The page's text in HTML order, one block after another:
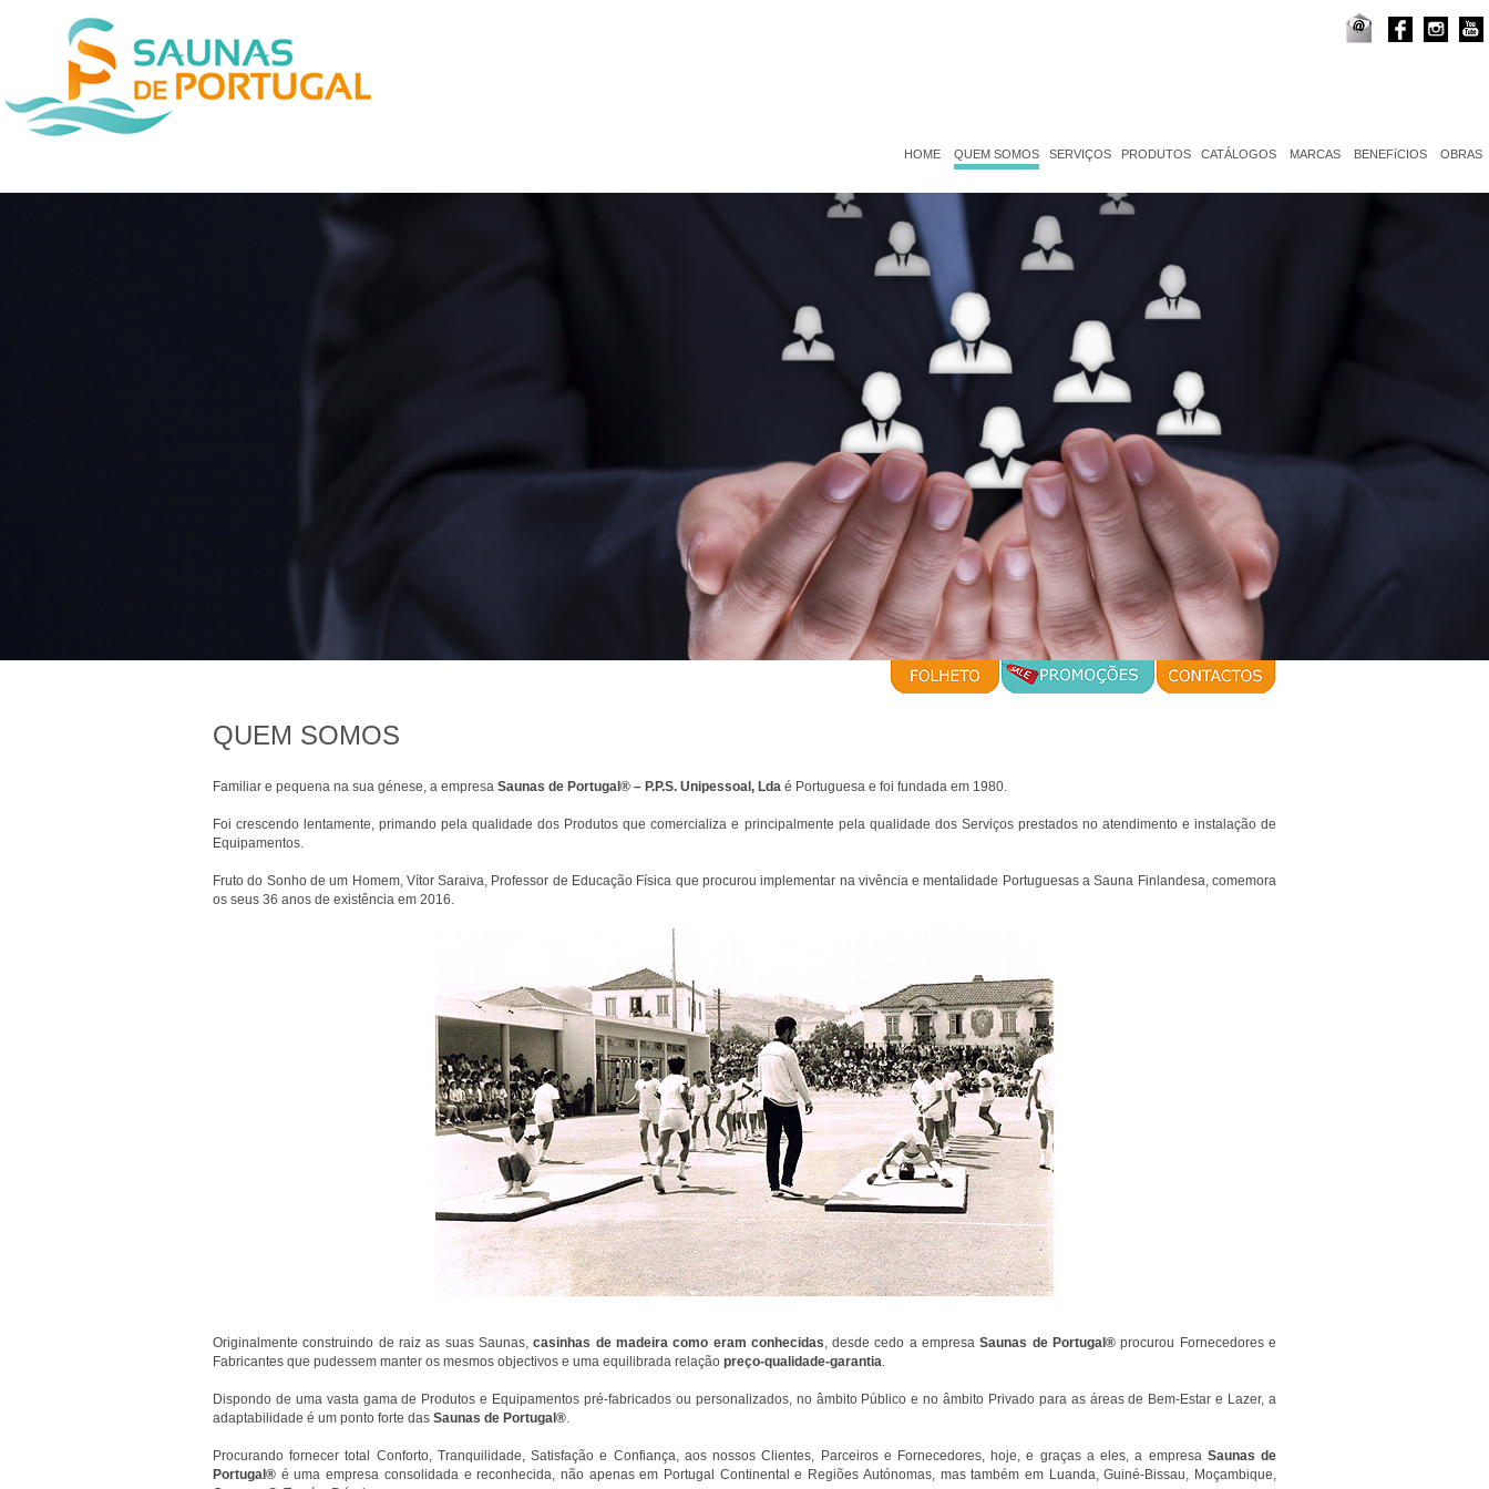
HOME QUEM SOMOS SERVIÇOS PRODUTOS CATÁLOGOS MARCAS BENEFíCIOS OBRAS
QUEM SOMOS
Familiar e pequena na sua génese, a empresa Saunas de Portugal® – P.P.S. Unipessoal, Lda é Portuguesa e foi fundada em 1980.
Foi crescendo lentamente, primando pela qualidade dos Produtos que comercializa e principalmente pela qualidade dos Serviços prestados no atendimento e instalação de
Equipamentos.
Fruto do Sonho de um Homem, Vítor Saraiva, Professor de Educação Física que procurou implementar na vivência e mentalidade Portuguesas a Sauna Finlandesa, comemora
os seus 36 anos de existência em 2016.
Originalmente construindo de raiz as suas Saunas,casinhas de madeira como eram conhecidas, desde cedo a empresaSaunas de Portugal® procurou Fornecedores e
Fabricantes que pudessem manter os mesmos objectivos e uma equilibrada relação preço-qualidade-garantia.
Dispondo de uma vasta gama de Produtos e Equipamentos pré-fabricados ou personalizados, no âmbito Público e no âmbito Privado para as áreas de Bem-Estar e Lazer, a
adaptabilidade é um ponto forte das Saunas de Portugal®.
Procurando fornecer total Conforto, Tranquilidade, Satisfação e Confiança, aos nossos Clientes, Parceiros e Fornecedores, hoje, e graças a eles, a empresa Saunas de
Portugal® é uma empresa consolidada e reconhecida, não apenas em Portugal Continental e Regiões Autónomas, mas também em Luanda, Guiné-Bissau, Moçambique,